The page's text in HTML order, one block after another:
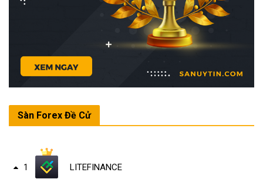
Sàn Forex Đề Cử
1 LITEFINANCE